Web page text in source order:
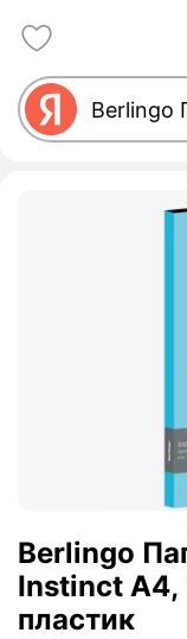
Berlingo
Instinct А4,
пластик